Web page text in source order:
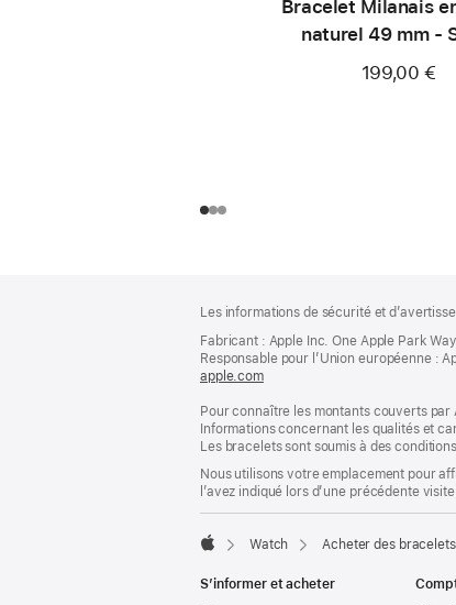
Bracelet Milanais
naturel 49 mm -
199,00 €
de
page
de
bas
de
page
Les informations de sécurité et
Fabricant : Apple Inc. One Apple Park
Responsable pour l’Union européenne :
apple.com(s’ouvre
une
nouvelle
fenêtre)
Pour connaître les montants couverts
Informations concernant les qualités et
Les bracelets sont soumis à des
Nous utilisons votre emplacement pour
l’avez indiqué lors d’une précédente
Watch Acheter des
S’informer et acheter